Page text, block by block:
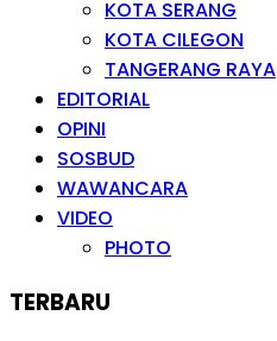
KOTA SERANG
KOTA CILEGON
TANGERANG RAYA
EDITORIAL
OPINI
SOSBUD
WAWANCARA
VIDEO
PHOTO
TERBARU